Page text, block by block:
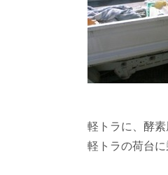
軽トラに、酵素
軽トラの荷台に